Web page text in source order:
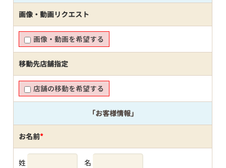
画像・動画リクエスト
画像・動画を希望する
移動先店舗指定
店舗の移動を希望する
「お客様情報」
お名前*
姓 名